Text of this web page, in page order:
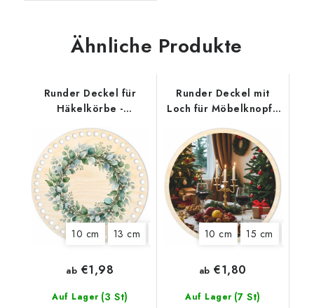
Ähnliche Produkte
Runder Deckel für
Häkelkörbe -
10 cm 13 cm 18 cm
Auf Lager (3 St)
ab €1,98
Runder Deckel mit
Loch für Möbelknopf -
10 cm 15 cm
Auf Lager (7 St)
ab €1,80